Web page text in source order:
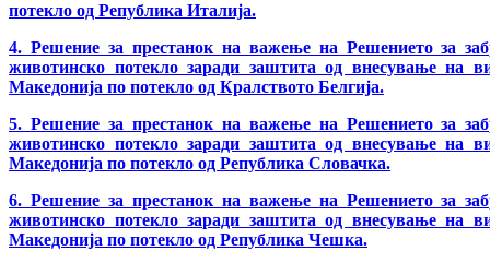
потекло од Република Италија.
4. Решение за престанок на важење на Решението за
животинско потекло заради заштита од внесување на
Македонија по потекло од Кралството Белгија.
5. Решение за престанок на важење на Решението за
животинско потекло заради заштита од внесување на
Македонија по потекло од Република Словачка.
6. Решение за престанок на важење на Решението за
животинско потекло заради заштита од внесување на
Македонија по потекло од Република Чешка.